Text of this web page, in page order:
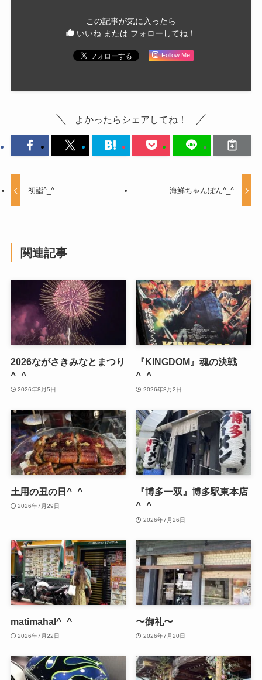
この記事が気に入ったら
いいね または フォローしてね！
Follow Me
よかったらシェアしてね！
初詣^_^ 海鮮ちゃんぽん^_^
関連記事
2026ながさきみなとまつり
^_^
2026年8月5日
『KINGDOM』魂の決戦
^_^
2026年8月2日
土用の丑の日^_^
2026年7月29日
『博多一双』博多駅東本店
^_^
2026年7月26日
matimahal^_^
2026年7月22日
〜御礼〜
2026年7月20日